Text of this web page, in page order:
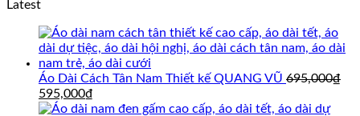
1,250,000₫.
là:
950,000₫.
Latest
Áo Dài Cách Tân Nam Thiết kế QUANG VŨ 695,000₫
Giá
gốc
595,000₫
hiện